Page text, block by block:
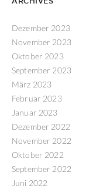
Dezember 2023
November 2023
Oktober 2023
September 2023
März 2023
Februar 2023
Januar 2023
Dezember 2022
November 2022
Oktober 2022
September 2022
Juni 2022